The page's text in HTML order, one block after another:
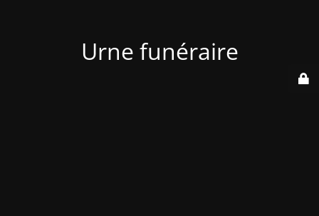
Urne funéraire